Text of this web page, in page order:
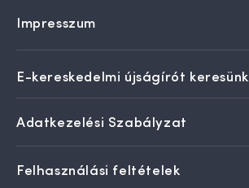
Impresszum
E-kereskedelmi újságírót keresünk
Adatkezelési Szabályzat
Felhasználási feltételek